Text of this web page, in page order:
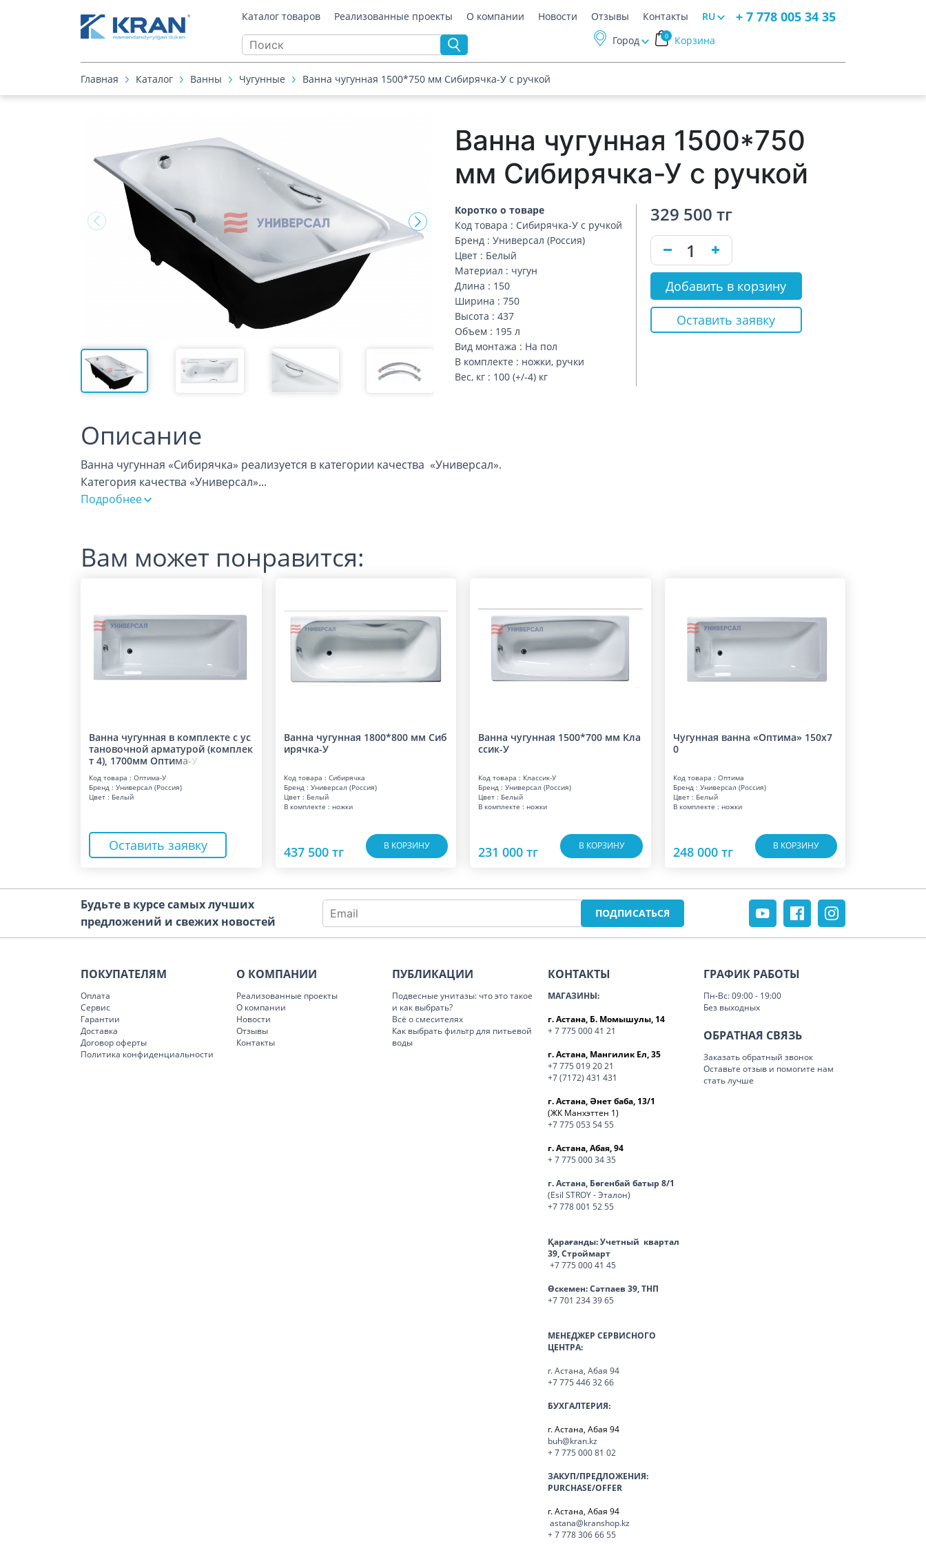
Каталог товаров Реализованные проекты О компании Новости Отзывы Контакты
RU
Город
Корзина
0
+ 7 778 005 34 35
Главная Каталог Ванны Чугунные Ванна чугунная 1500*750 мм Сибирячка-У с ручкой
Ванна чугунная 1500*750
мм Сибирячка-У с ручкой
Коротко о товаре
Код товара : Сибирячка-У с ручкой
Бренд : Универсал (Россия)
Цвет : Белый
Материал : чугун
Длина : 150
Ширина : 750
Высота : 437
Объем : 195 л
Вид монтажа : На пол
В комплекте : ножки, ручки
Вес, кг : 100 (+/-4) кг
329 500 тг
Добавить в корзину
Оставить заявку
Описание
Ванна чугунная «Сибирячка» реализуется в категории качества «Универсал».
Категория качества «Универсал»...
Подробнее
Вам может понравится:
Ванна чугунная в комплекте с ус
тановочной арматурой (комплек
т 4), 1700мм Оптима-У
Код товара : Оптима-У
Бренд : Универсал (Россия)
Цвет : Белый
Оставить заявку
Ванна чугунная 1800*800 мм Сиб
ирячка-У
Код товара : Сибирячка
Бренд : Универсал (Россия)
Цвет : Белый
В комплекте : ножки
437 500 тг В КОРЗИНУ
Ванна чугунная 1500*700 мм Кла
ссик-У
Код товара : Классик-У
Бренд : Универсал (Россия)
Цвет : Белый
В комплекте : ножки
231 000 тг В КОРЗИНУ
Чугунная ванна «Оптима» 150x7
0
Код товара : Оптима
Бренд : Универсал (Россия)
Цвет : Белый
В комплекте : ножки
248 000 тг В КОРЗИНУ
Будьте в курсе самых лучших
предложений и свежих новостей
ПОКУПАТЕЛЯМ
Оплата
Сервис
Гарантии
Доставка
Договор оферты
Политика конфиденциальности
О КОМПАНИИ
Реализованные проекты
О компании
Новости
Отзывы
Контакты
ПУБЛИКАЦИИ
Подвесные унитазы: что это такое
и как выбрать?
Всё о смесителях
Как выбрать фильтр для питьевой
воды
КОНТАКТЫ
МАГАЗИНЫ:
г. Астана, Б. Момышулы, 14
+ 7 775 000 41 21
г. Астана, Мангилик Ел, 35
+7 775 019 20 21
+7 (7172) 431 431
г. Астана, Әнет баба, 13/1
(ЖК Манхэттен 1)
+7 775 053 54 55
г. Астана, Абая, 94
+ 7 775 000 34 35
г. Астана, Бөгенбай батыр 8/1
(Esil STROY - Эталон)
+7 778 001 52 55
Қарағанды:Учетный квартал
39, Строймарт
+7 775 000 41 45
Өскемен:Сәтпаев 39, ТНП
+7 701 234 39 65
МЕНЕДЖЕР СЕРВИСНОГО
ЦЕНТРА:
г. Астана, Абая 94
+7 775 446 32 66
БУХГАЛТЕРИЯ:
г. Астана, Абая 94
buh@kran.kz
+ 7 775 000 81 02
ЗАКУП/ПРЕДЛОЖЕНИЯ:
PURCHASE/OFFER
г. Астана, Абая 94
astana@kranshop.kz
+ 7 778 306 66 55
ГРАФИК РАБОТЫ
Пн-Вс: 09:00 - 19:00
Без выходных
ОБРАТНАЯ СВЯЗЬ
Заказать обратный звонок
Оставьте отзыв и помогите нам
стать лучше